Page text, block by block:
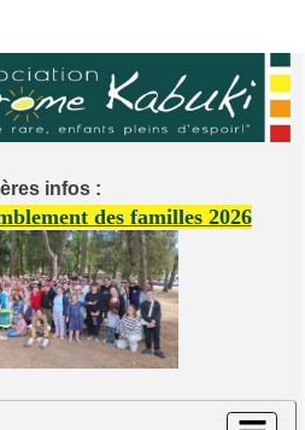
infos :
des familles 2026